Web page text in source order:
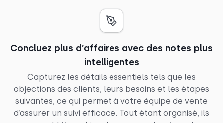
Concluez plus d’affaires avec des notes plus
intelligentes
Capturez les détails essentiels tels que les
objections des clients, leurs besoins et les étapes
suivantes, ce qui permet à votre équipe de vente
d’assurer un suivi efficace. Tout étant organisé, ils